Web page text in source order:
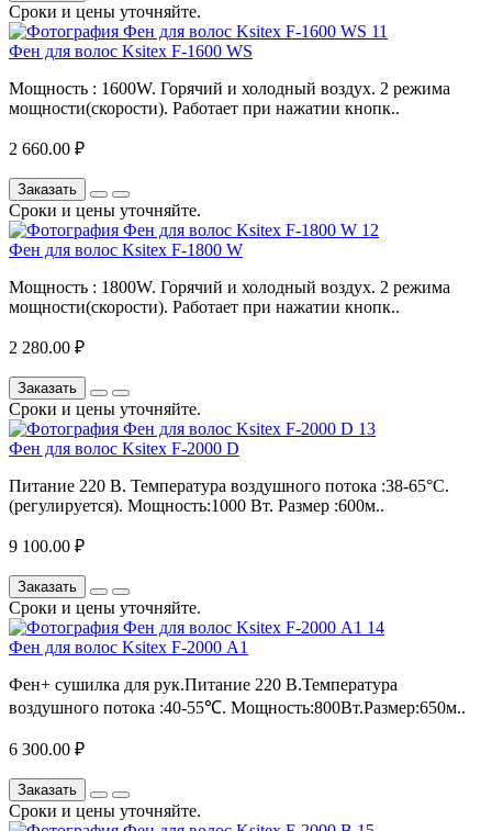
Сроки и цены уточняйте.
Фен для волос Ksitex F-1600 WS
Мощность : 1600W. Горячий и холодный воздух. 2 режима
мощности(скорости). Работает при нажатии кнопк..
2 660.00 ₽
Заказать
Сроки и цены уточняйте.
Фен для волос Ksitex F-1800 W
Мощность : 1800W. Горячий и холодный воздух. 2 режима
мощности(скорости). Работает при нажатии кнопк..
2 280.00 ₽
Заказать
Сроки и цены уточняйте.
Фен для волос Ksitex F-2000 D
Питание 220 В. Температура воздушного потока :38-65°C.
(регулируется). Мощность:1000 Вт. Размер :600м..
9 100.00 ₽
Заказать
Сроки и цены уточняйте.
Фен для волос Ksitex F-2000 А1
Фен+ сушилка для рук.Питание 220 В.Температура
воздушного потока :40-55℃. Мощность:800Вт.Размер:650м..
6 300.00 ₽
Заказать
Сроки и цены уточняйте.